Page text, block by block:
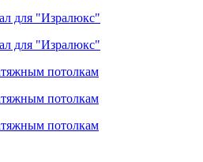
для "Изралюкс"
для "Изралюкс"
потолкам
потолкам
потолкам